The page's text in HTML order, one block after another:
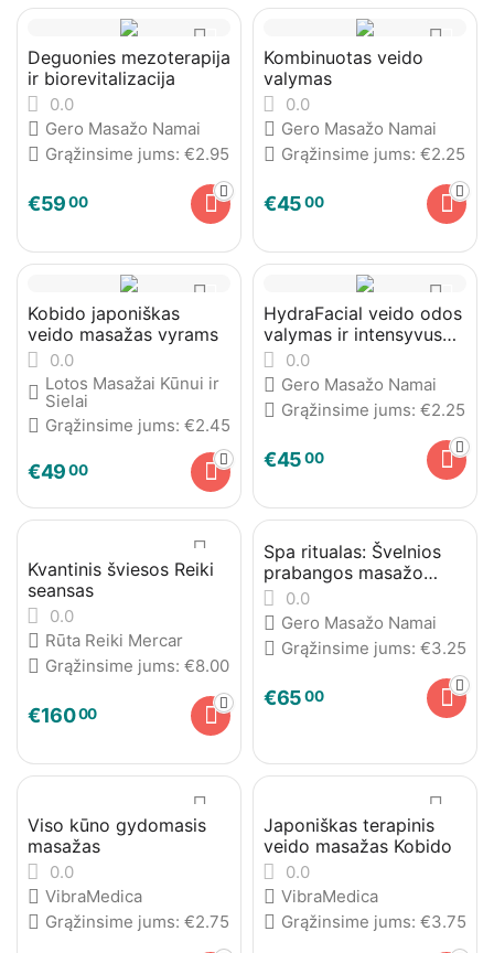
Deguonies mezoterapija
ir biorevitalizacija
0.0
Gero Masažo Namai
Grąžinsime jums: €2.95
€5900
Kombinuotas veido
valymas
0.0
Gero Masažo Namai
Grąžinsime jums: €2.25
€4500
Kobido japoniškas
veido masažas vyrams
0.0
Lotos Masažai Kūnui ir
Sielai
Grąžinsime jums: €2.45
€4900
HydraFacial veido odos
valymas ir intensyvus
drėkinimas
0.0
Gero Masažo Namai
Grąžinsime jums: €2.25
€4500
Kvantinis šviesos Reiki
seansas
0.0
Rūta Reiki Mercar
Grąžinsime jums: €8.00
€16000
Spa ritualas: Švelnios
prabangos masažo
ritualas su šilku
0.0
Gero Masažo Namai
Grąžinsime jums: €3.25
€6500
Viso kūno gydomasis
masažas
0.0
VibraMedica
Grąžinsime jums: €2.75
Japoniškas terapinis
veido masažas Kobido
0.0
VibraMedica
Grąžinsime jums: €3.75